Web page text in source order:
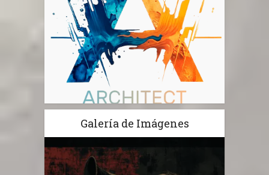
Galería de Imágenes